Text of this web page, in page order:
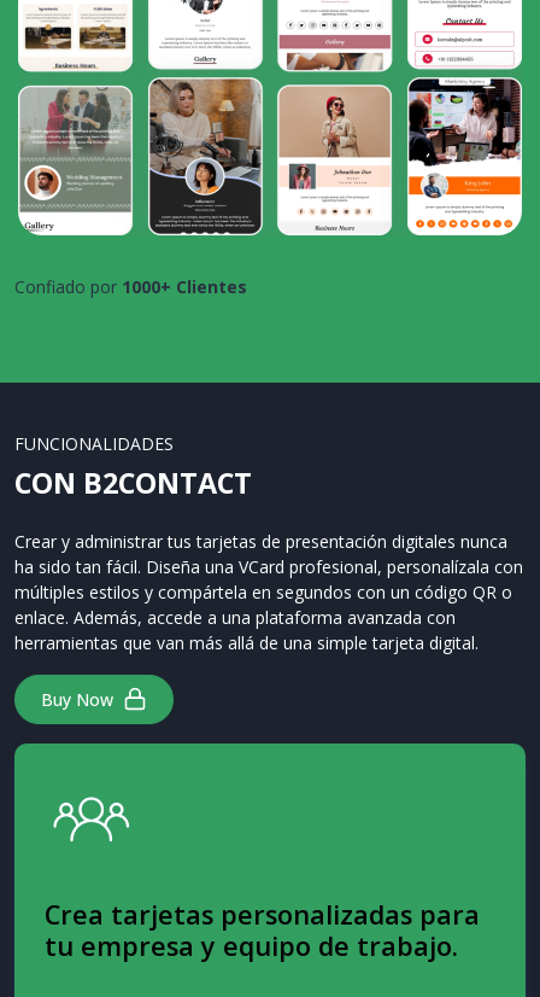
Confiado por 1000+ Clientes
FUNCIONALIDADES
CON B2CONTACT
Crear y administrar tus tarjetas de presentación digitales nunca
ha sido tan fácil. Diseña una VCard profesional, personalízala con
múltiples estilos y compártela en segundos con un código QR o
enlace. Además, accede a una plataforma avanzada con
herramientas que van más allá de una simple tarjeta digital.
Buy Now
Crea tarjetas personalizadas para
tu empresa y equipo de trabajo.